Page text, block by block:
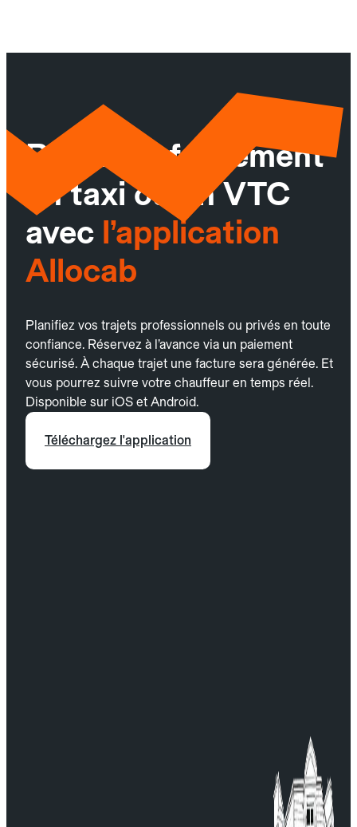
Réservez facilement
un taxi ou un VTC
avec l’application
Allocab
Planifiez vos trajets professionnels ou privés en toute
confiance. Réservez à l’avance via un paiement
sécurisé. À chaque trajet une facture sera générée. Et
vous pourrez suivre votre chauffeur en temps réel.
Disponible sur iOS et Android.
Téléchargez l'application